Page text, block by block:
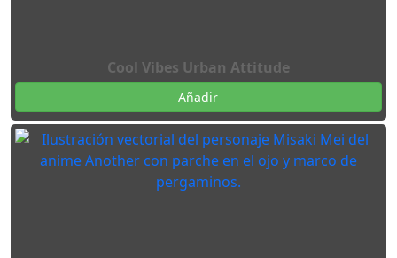
Cool Vibes Urban Attitude
Añadir